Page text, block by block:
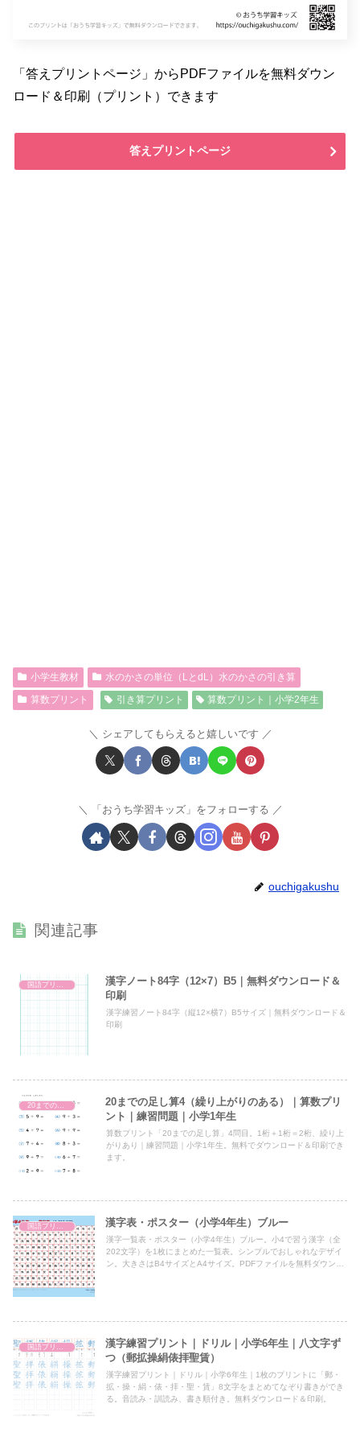
「答えプリントページ」からPDFファイルを無料ダウン
ロード＆印刷（プリント）できます
答えプリントページ
小学生教材
水のかさの単位（LとdL）水のかさの引き算
算数プリント
引き算プリント 算数プリント｜小学2年生
シェアしてもらえると嬉しいです
「おうち学習キッズ」をフォローする
ouchigakushu
関連記事
漢字ノート84字（12×7）B5｜無料ダウンロード＆
印刷
漢字練習ノート84字（縦12×横7）B5サイズ｜無料ダウンロード＆
印刷
20までの足し算4（繰り上がりのある）｜算数プリ
ント｜練習問題｜小学1年生
算数プリント「20までの足し算」4問目。1桁＋1桁＝2桁、繰り上
がりあり｜練習問題｜小学1年生。無料でダウンロード＆印刷でき
ます。
漢字表・ポスター（小学4年生）ブルー
漢字一覧表・ポスター（小学4年生）ブルー。小4で習う漢字（全
202文字）を1枚にまとめた一覧表。シンプルでおしゃれなデザイ
ン。大きさはB4サイズとA4サイズ。PDFファイルを無料ダウンロ
国語プリント
漢字練習プリント｜ドリル｜小学6年生｜八文字ず
つ（郵拡操絹俵拝聖賃）
漢字練習プリント｜ドリル｜小学6年生｜1枚のプリントに「郵・
拡・操・絹・俵・拝・聖・賃」8文字をまとめてなぞり書きができ
る。音読み・訓読み、書き順付き。無料ダウンロード＆印刷。